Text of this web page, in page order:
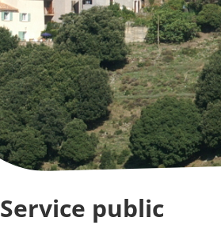
Service public